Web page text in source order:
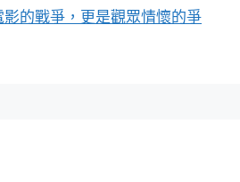
的戰爭，更是觀眾情懷的爭